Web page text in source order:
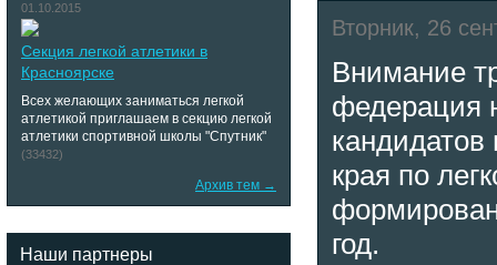
01.10.2015
Секция легкой атлетики в
Красноярске
Всех желающих заниматься легкой
атлетикой приглашаем в секцию легкой
атлетики спортивной школы "Спутник"
(33432)
Архив тем →
Наши партнеры
Вторник, 26
Внимание
федерация
кандидатов
края по
год.